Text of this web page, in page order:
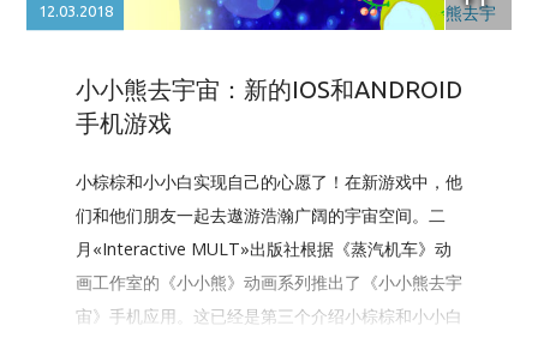
12.03.2018
小小熊去宇宙：新的IOS和ANDROID
手机游戏
小棕棕和小小白实现自己的心愿了！在新游戏中，他
们和他们朋友一起去遨游浩瀚广阔的宇宙空间。二
月«Interactive MULT»出版社根据《蒸汽机车》动
画工作室的《小小熊》动画系列推出了《小小熊去宇
宙》手机应用。这已经是第三个介绍小棕棕和小小白